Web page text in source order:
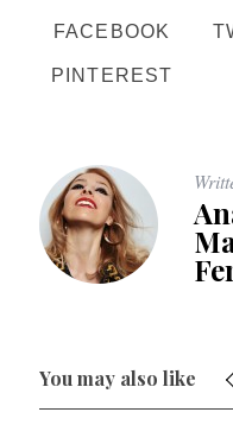
FACEBOOK
PINTEREST
You may also like